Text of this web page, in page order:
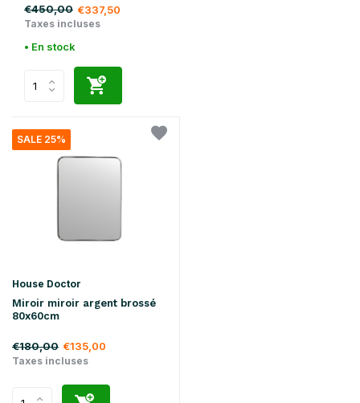
€450,00 €337,50
Taxes incluses
• En stock
SALE 25%
House Doctor
Miroir miroir argent brossé
80x60cm
€180,00 €135,00
Taxes incluses